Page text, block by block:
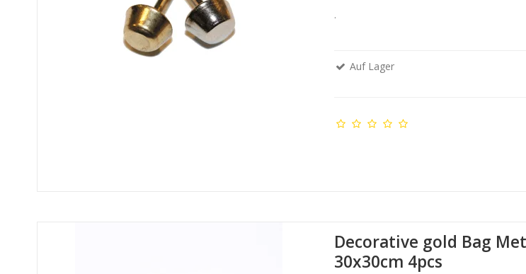
.
Auf Lager
Decorative gold Bag
30x30cm 4pcs